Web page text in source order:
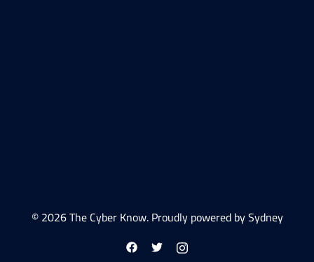
© 2026 The Cyber Know. Proudly powered bySydney
https://facebook.com
https://twitter.com
https://instagram.com